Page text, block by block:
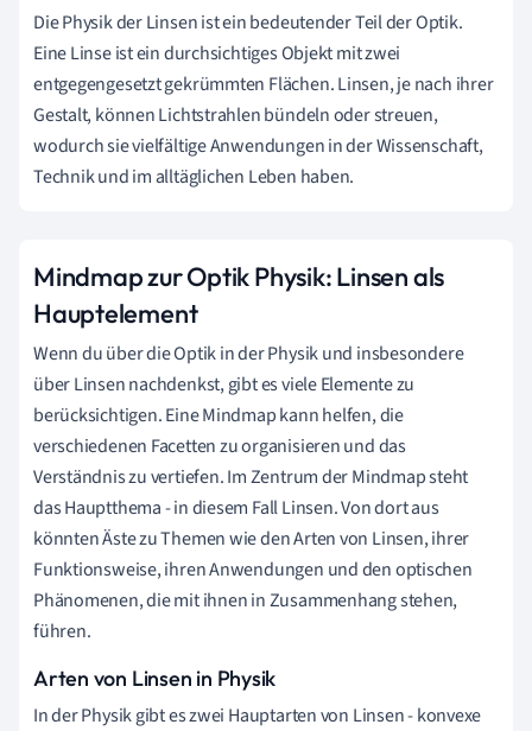
Die Physik der Linsen ist ein bedeutender Teil der Optik.
Eine Linse ist ein durchsichtiges Objekt mit zwei
entgegengesetzt gekrümmten Flächen. Linsen, je nach ihrer
Gestalt, können Lichtstrahlen bündeln oder streuen,
wodurch sie vielfältige Anwendungen in der Wissenschaft,
Technik und im alltäglichen Leben haben.
Mindmap zur Optik Physik: Linsen als
Hauptelement
Wenn du über die Optik in der Physik und insbesondere
über Linsen nachdenkst, gibt es viele Elemente zu
berücksichtigen. Eine Mindmap kann helfen, die
verschiedenen Facetten zu organisieren und das
Verständnis zu vertiefen. Im Zentrum der Mindmap steht
das Hauptthema - in diesem Fall Linsen. Von dort aus
könnten Äste zu Themen wie den Arten von Linsen, ihrer
Funktionsweise, ihren Anwendungen und den optischen
Phänomenen, die mit ihnen in Zusammenhang stehen,
führen.
Arten von Linsen in Physik
In der Physik gibt es zwei Hauptarten von Linsen - konvexe